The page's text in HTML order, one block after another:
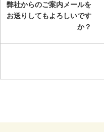
弊社からのご案内メールを
お送りしてもよろしいです
か？